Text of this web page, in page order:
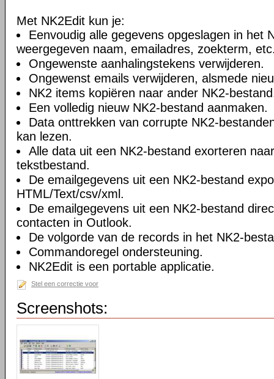
Met NK2Edit kun je:
Eenvoudig alle gegevens opgeslagen in het
weergegeven naam, emailadres, zoekterm,
Ongewenste aanhalingstekens verwijderen.
Ongewenst emails verwijderen, alsmede
NK2 items kopiëren naar ander NK2-
Een volledig nieuw NK2-bestand aanmaken.
Data onttrekken van corrupte NK2-
kan lezen.
Alle data uit een NK2-bestand exorteren
tekstbestand.
De emailgegevens uit een NK2-bestand
HTML/Text/csv/xml.
De emailgegevens uit een NK2-bestand
contacten in Outlook.
De volgorde van de records in het NK2-
Commandoregel ondersteuning.
NK2Edit is een portable applicatie.
Stel een correctie voor
Screenshots: